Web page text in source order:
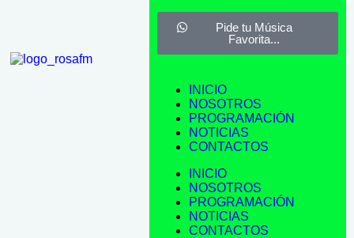
celebrando su aniversario con masivo desfile en 21 de Mayo
Pide tu Música
Favorita...
INICIO
NOSOTROS
PROGRAMACIÓN
NOTICIAS
CONTACTOS
INICIO
NOSOTROS
PROGRAMACIÓN
NOTICIAS
CONTACTOS